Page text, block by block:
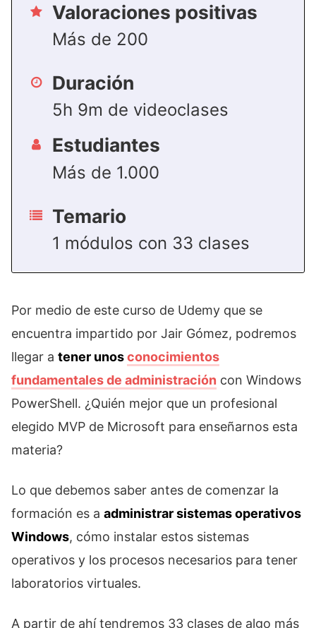
Valoraciones positivas
Más de 200
Duración
5h 9m de videoclases
Estudiantes
Más de 1.000
Temario
1 módulos con 33 clases
Por medio de este curso de Udemy que se
encuentra impartido por Jair Gómez, podremos
llegar a tener unosconocimientos
fundamentales de administración con Windows
PowerShell. ¿Quién mejor que un profesional
elegido MVP de Microsoft para enseñarnos esta
materia?
Lo que debemos saber antes de comenzar la
formación es a administrar sistemas operativos
Windows, cómo instalar estos sistemas
operativos y los procesos necesarios para tener
laboratorios virtuales.
A partir de ahí tendremos 33 clases de algo más